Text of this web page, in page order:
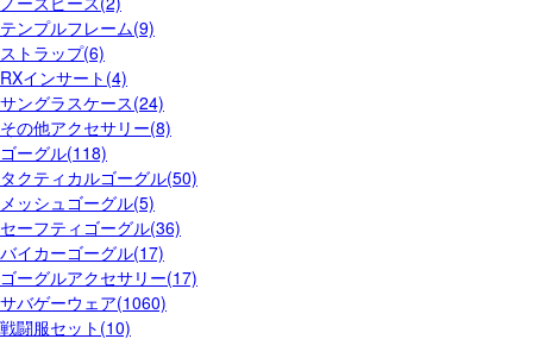
テンプルフレーム(9)
ストラップ(6)
RXインサート(4)
サングラスケース(24)
その他アクセサリー(8)
ゴーグル(118)
タクティカルゴーグル(50)
メッシュゴーグル(5)
セーフティゴーグル(36)
バイカーゴーグル(17)
ゴーグルアクセサリー(17)
サバゲーウェア(1060)
戦闘服セット(10)